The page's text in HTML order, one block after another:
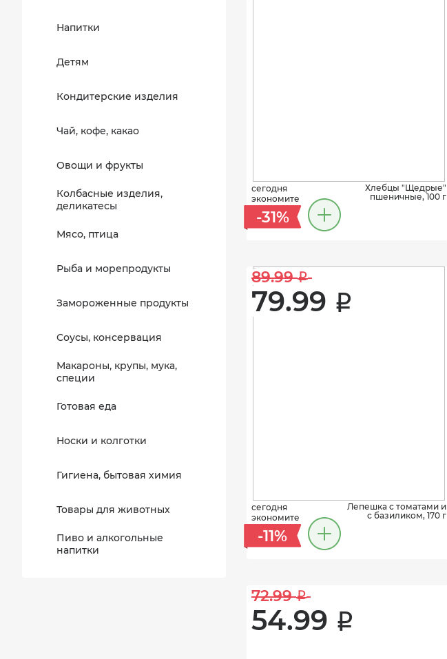
Напитки
Детям
Кондитерские изделия
Чай, кофе, какао
Овощи и фрукты
Колбасные изделия,
деликатесы
Мясо, птица
Рыба и морепродукты
Замороженные продукты
Соусы, консервация
Макароны, крупы, мука,
специи
Готовая еда
Носки и колготки
Гигиена, бытовая химия
Товары для животных
Пиво и алкогольные
напитки
сегодня
экономите
-31%
Хлебцы "Щедрые"
пшеничные, 100 г
89.99 i
79.99 i
сегодня
экономите
-11%
Лепешка c томатами и
с базиликом, 170 г
72.99 i
54.99 i